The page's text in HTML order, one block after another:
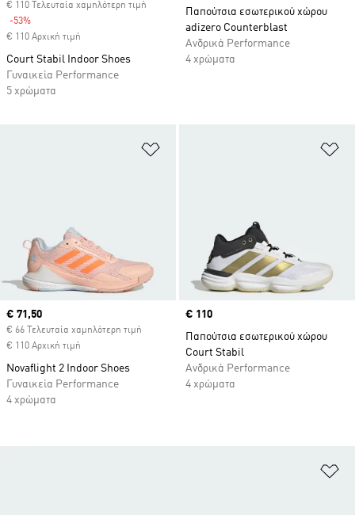
€ 110 Τελευταία χαμηλότερη τιμή
-53%
€ 110 Αρχική τιμή
Court Stabil Indoor Shoes
Γυναικεία Performance
5 χρώματα
Παπούτσια εσωτερικού χώρου
adizero Counterblast
Ανδρικά Performance
4 χρώματα
Προσθήκη στη Λίστα Επιθυμιών
Current price
€ 71,50
€ 66 Τελευταία χαμηλότερη τιμή
€ 110 Αρχική τιμή
Novaflight 2 Indoor Shoes
Γυναικεία Performance
4 χρώματα
Price
€ 110
Παπούτσια εσωτερικού χώρου
Court Stabil
Ανδρικά Performance
4 χρώματα